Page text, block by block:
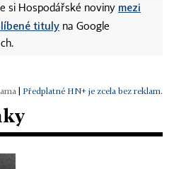
si Hospodářské noviny mezi
tituly na Google
Předplatné HN+ je zcela bez reklam.